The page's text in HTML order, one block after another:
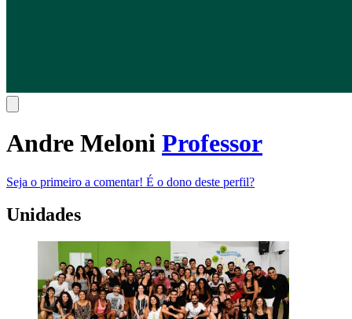
Andre Meloni Professor
Seja o primeiro a comentar! É o dono deste perfil?
Unidades